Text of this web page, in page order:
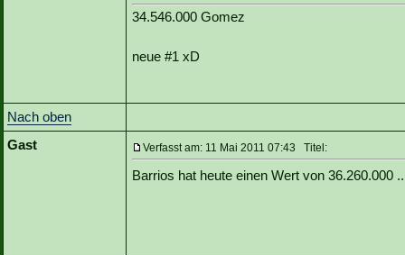
34.546.000 Gomez
neue #1 xD
Nach oben
Gast
Verfasst am: 11 Mai 2011 07:43 Titel:
Barrios hat heute einen Wert von